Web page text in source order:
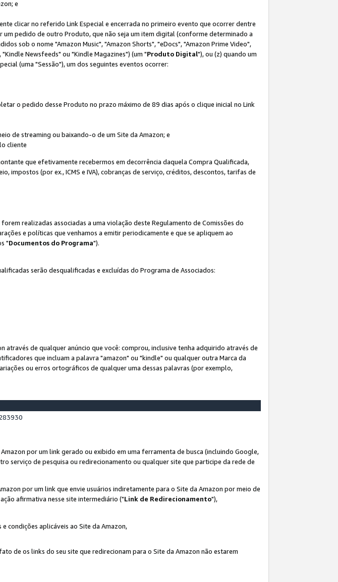
e
clicar no referido Link Especial e encerrada no primeiro evento que ocorrer dentre
pedido de outro Produto, que não seja um item digital (conforme determinado a
sob o nome "Amazon Music", "Amazon Shorts", "eDocs", "Amazon Prime Video",
Newsfeeds" ou "Kindle Magazines") (um "Produto Digital"), ou (z) quando um
(uma "Sessão"), um dos seguintes eventos ocorrer:
o pedido desse Produto no prazo máximo de 89 dias após o clique inicial no Link
de streaming ou baixando-o de um Site da Amazon; e
cliente
que efetivamente recebermos em decorrência daquela Compra Qualificada,
impostos (por ex., ICMS e IVA), cobranças de serviço, créditos, descontos, tarifas de
realizadas associadas a uma violação deste Regulamento de Comissões do
e políticas que venhamos a emitir periodicamente e que se apliquem ao
"Documentos do Programa").
serão desqualificadas e excluídas do Programa de Associados:
de qualquer anúncio que você: comprou, inclusive tenha adquirido através de
que incluam a palavra "amazon" ou "kindle" ou qualquer outra Marca da
ou erros ortográficos de qualquer uma dessas palavras (por exemplo,
por um link gerado ou exibido em uma ferramenta de busca (incluindo Google,
serviço de pesquisa ou redirecionamento ou qualquer site que participe da rede de
por um link que envie usuários indiretamente para o Site da Amazon por meio de
afirmativa nesse site intermediário ("Link de Redirecionamento"),
condições aplicáveis ao Site da Amazon,
de os links do seu site que redirecionam para o Site da Amazon não estarem